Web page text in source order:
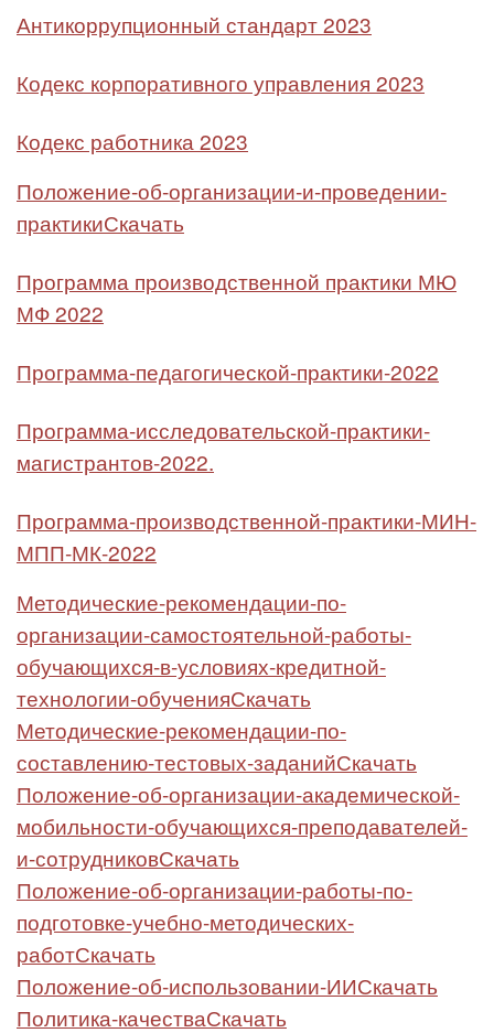
Антикоррупционный стандарт 2023
Кодекс корпоративного управления 2023
Кодекс работника 2023
Положение-об-организации-и-проведении-
практикиСкачать
Программа производственной практики МЮ
МФ 2022
Программа-педагогической-практики-2022
Программа-исследовательской-практики-
магистрантов-2022.
Программа-производственной-практики-МИН-
МПП-МК-2022
Методические-рекомендации-по-
организации-самостоятельной-работы-
обучающихся-в-условиях-кредитной-
технологии-обученияСкачать
Методические-рекомендации-по-
составлению-тестовых-заданийСкачать
Положение-об-организации-академической-
мобильности-обучающихся-преподавателей-
и-сотрудниковСкачать
Положение-об-организации-работы-по-
подготовке-учебно-методических-
работСкачать
Положение-об-использовании-ИИСкачать
Политика-качестваСкачать